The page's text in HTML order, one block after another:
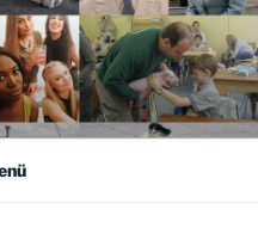
WEBER
und Komparsen